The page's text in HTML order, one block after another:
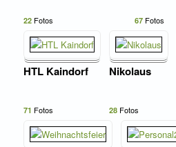
22Fotos 67Fotos
HTL Kaindorf
71 Fotos
Nikolaus
28Fotos